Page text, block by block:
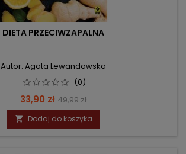
DIETA PRZECIWZAPALNA
Autor: Agata Lewandowska
(0)
Cena
33,90 zł Cena
podstawowa
49,99 zł
 Dodaj do koszyka